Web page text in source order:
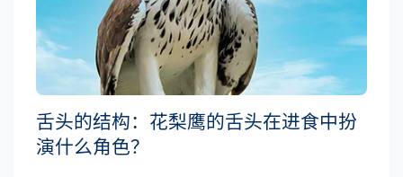
舌头的结构：花梨鹰的舌头在进食中扮
演什么角色？